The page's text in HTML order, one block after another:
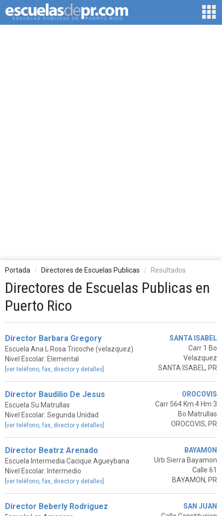
Portada Directores de Escuelas Publicas Resultados
Directores de Escuelas Publicas en
Puerto Rico
Director Barbara Gregory
Escuela Ana L Rosa Tricoche (velazquez)
Nivel Escolar: Elemental
[ver teléfono, fax, director y detalles]
SANTA ISABEL
Carr 1 Bo
Velazquez
SANTA ISABEL, PR
Director Baudilio De Jesus
Escuela Su Matrullas
Nivel Escolar: Segunda Unidad
[ver teléfono, fax, director y detalles]
OROCOVIS
Carr 564 Km 4 Hm 3
Bo Matrullas
OROCOVIS, PR
Director Beatrz Arenado
Escuela Intermedia Cacique Agueybana
Nivel Escolar: Intermedio
[ver teléfono, fax, director y detalles]
BAYAMON
Urb Sierra Bayamon
Calle 61
BAYAMON, PR
Director Beberly Rodriguez
SAN JUAN